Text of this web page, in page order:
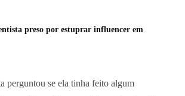
preso por estuprar influencer em
perguntou se ela tinha feito algum